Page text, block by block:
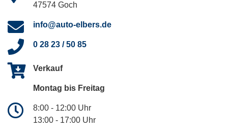
47574 Goch
info@auto-elbers.de
0 28 23 / 50 85
Verkauf
Montag bis Freitag
8:00 - 12:00 Uhr
13:00 - 17:00 Uhr